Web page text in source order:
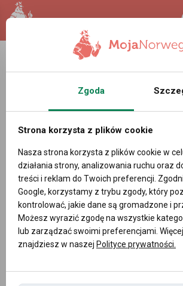
Zgoda
Strona korzysta z plików cookie
Nasza strona korzysta z plików cookie w
działania strony, analizowania ruchu oraz
treści i reklam do Twoich preferencji.
Google, korzystamy z trybu zgody, który
kontrolować, jakie dane są gromadzone i
Możesz wyrazić zgodę na wszystkie
lub zarządzać swoimi preferencjami.
znajdziesz w naszej Polityce prywatności.